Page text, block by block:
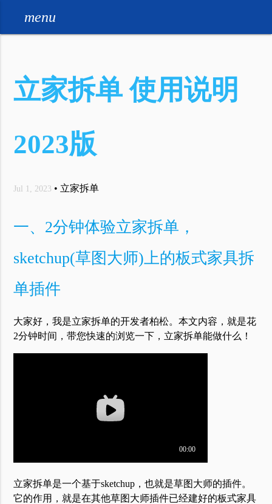
menu
立家拆单 使用说明
2023版
Jul 1, 2023 • 立家拆单
一、2分钟体验立家拆单，
sketchup(草图大师)上的板式家具拆
单插件
大家好，我是立家拆单的开发者柏松。本文内容，就是花
2分钟时间，带您快速的浏览一下，立家拆单能做什么！
立家拆单是一个基于sketchup，也就是草图大师的插件。
它的作用，就是在其他草图大师插件已经建好的板式家具